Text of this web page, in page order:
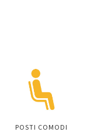
POSTI COMODI